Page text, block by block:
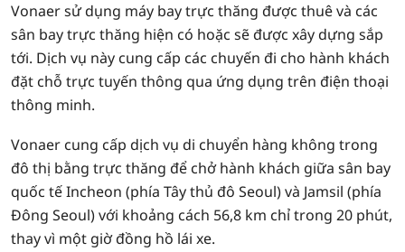
Vonaer sử dụng máy bay trực thăng được thuê và các
sân bay trực thăng hiện có hoặc sẽ được xây dựng sắp
tới. Dịch vụ này cung cấp các chuyến đi cho hành khách
đặt chỗ trực tuyến thông qua ứng dụng trên điện thoại
thông minh.
Vonaer cung cấp dịch vụ di chuyển hàng không trong
đô thị bằng trực thăng để chở hành khách giữa sân bay
quốc tế Incheon (phía Tây thủ đô Seoul) và Jamsil (phía
Đông Seoul) với khoảng cách 56,8 km chỉ trong 20 phút,
thay vì một giờ đồng hồ lái xe.